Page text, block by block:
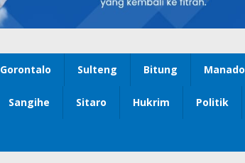
Gorontalo Sulteng Bitung Manado
Sangihe Sitaro Hukrim Politik